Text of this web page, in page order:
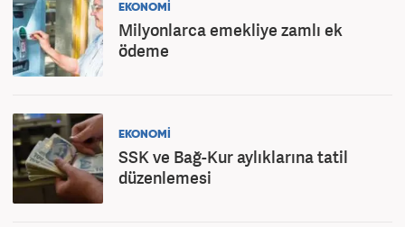
EKONOMİ
Milyonlarca emekliye zamlı ek
ödeme
EKONOMİ
SSK ve Bağ-Kur aylıklarına tatil
düzenlemesi